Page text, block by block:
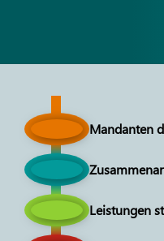
Mandanten
Leistungen